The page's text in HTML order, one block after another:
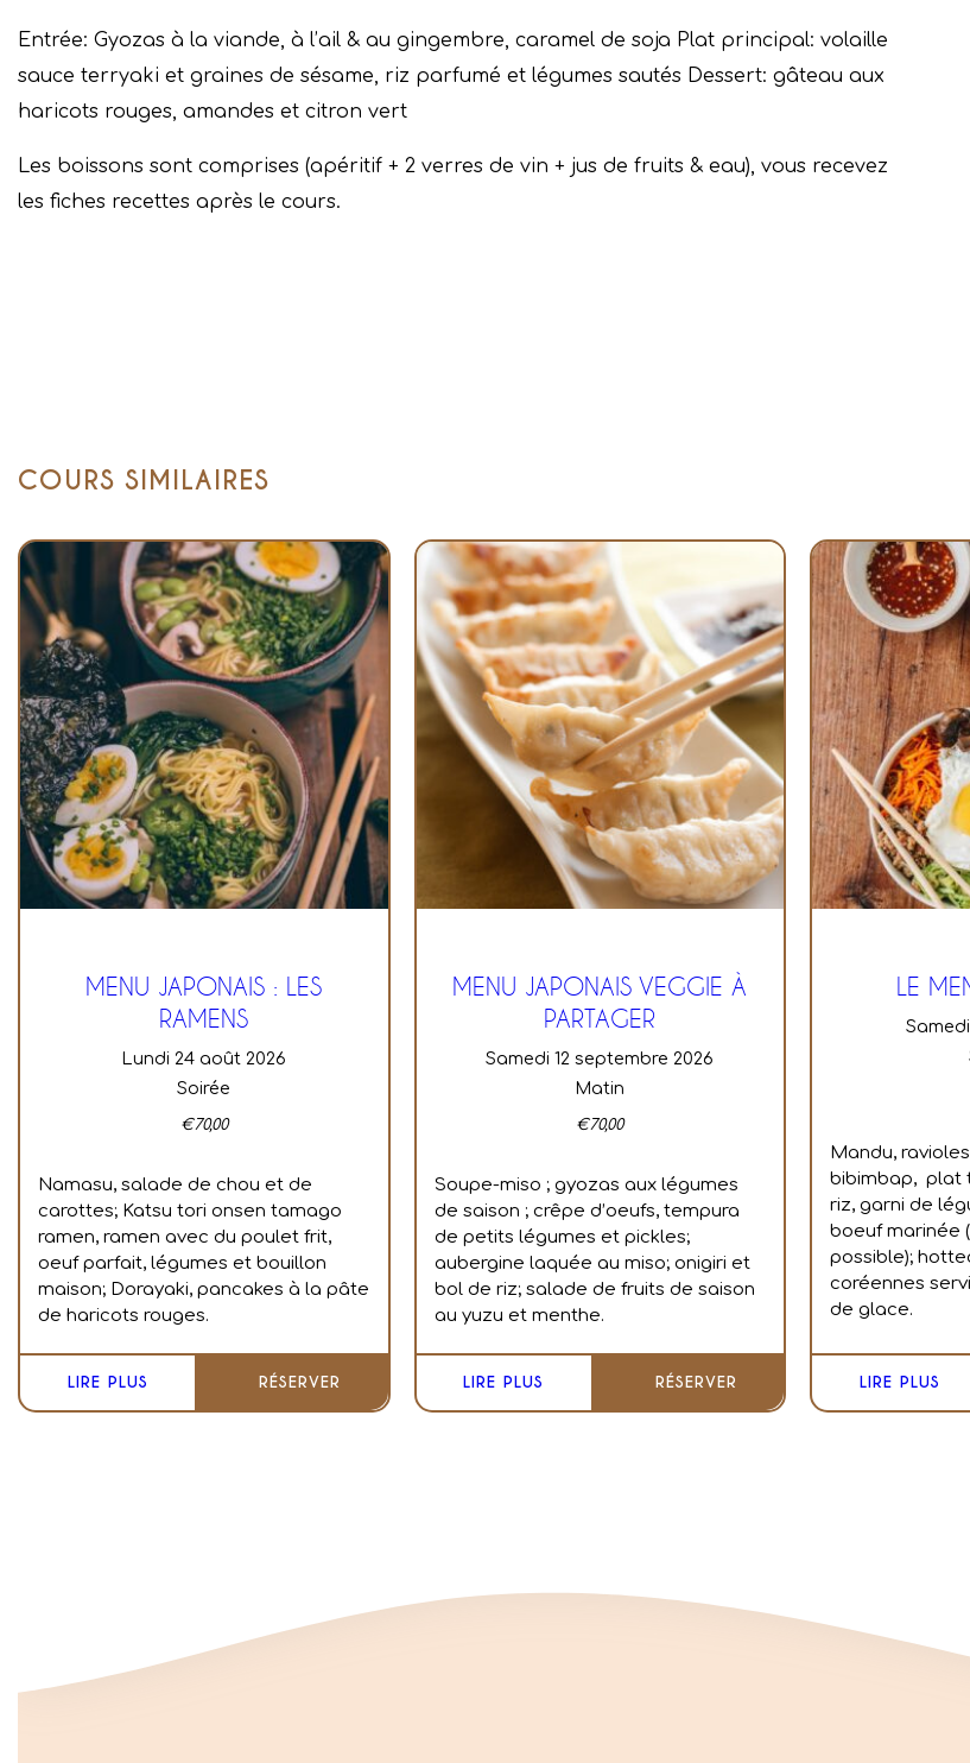
Entrée: Gyozas à la viande, à l’ail & au gingembre, caramel de soja Plat principal: volaille
sauce terryaki et graines de sésame, riz parfumé et légumes sautés Dessert: gâteau aux
haricots rouges, amandes et citron vert
Les boissons sont comprises (apéritif + 2 verres de vin + jus de fruits & eau), vous recevez
les fiches recettes après le cours.
COURS SIMILAIRES
MENU JAPONAIS : LES
RAMENS
lundi 24 août 2026
Soirée
€70,00
Namasu, salade de chou et de
carottes; Katsu tori onsen tamago
ramen, ramen avec du poulet frit,
oeuf parfait, légumes et bouillon
maison; Dorayaki, pancakes à la pâte
de haricots rouges.
LIRE PLUS RÉSERVER
MENU JAPONAIS VEGGIE À
PARTAGER
samedi 12 septembre 2026
Matin
€70,00
Soupe-miso ; gyozas aux légumes
de saison ; crêpe d’oeufs, tempura
de petits légumes et pickles;
aubergine laquée au miso; onigiri et
bol de riz; salade de fruits de saison
au yuzu et menthe.
LIRE PLUS RÉSERVER
LE
Mandu,
bibimbap, plat
riz, garni de
boeuf marinée
possible);
coréennes
de glace.
LIRE PLUS